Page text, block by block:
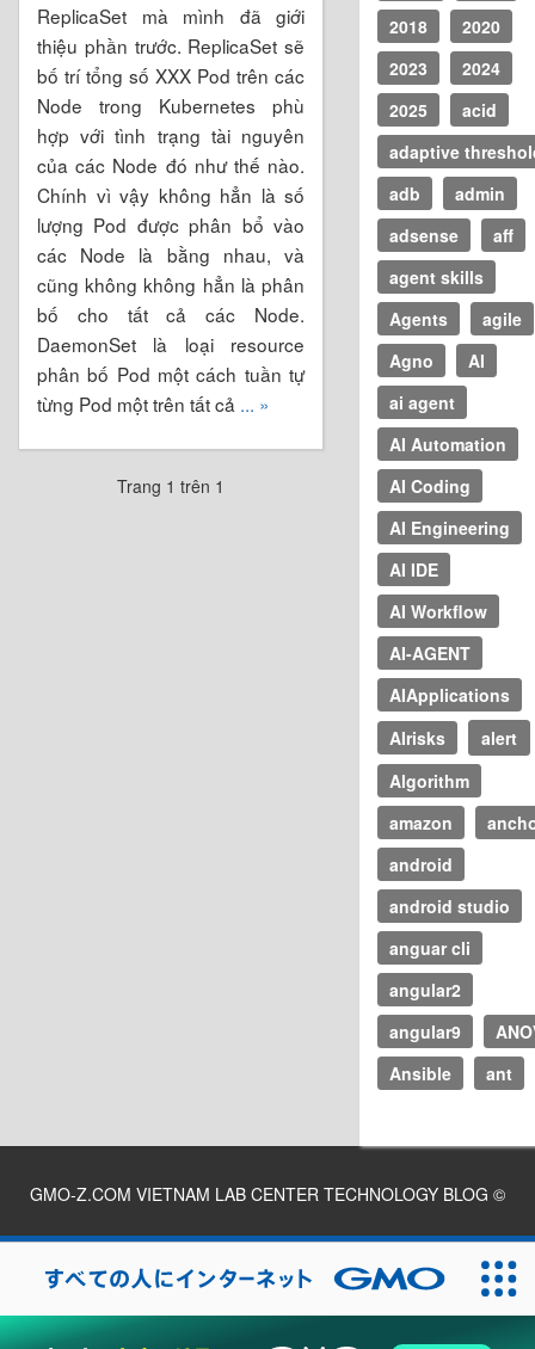
ReplicaSet mà mình đã giới
thiệu phần trước. ReplicaSet sẽ
bố trí tổng số XXX Pod trên các
Node trong Kubernetes phù
hợp với tình trạng tài nguyên
của các Node đó như thế nào.
Chính vì vậy không hẳn là số
lượng Pod được phân bổ vào
các Node là bằng nhau, và
cũng không không hẳn là phân
bố cho tất cả các Node.
DaemonSet là loại resource
phân bố Pod một cách tuần tự
từng Pod một trên tất cả ... »
Trang 1 trên 1
2018
2020
2023
2024
2025
acid
adaptive
adb
admin
adsense
aff
agent skills
Agents
agile
Agno
AI
ai agent
AI Automation
AI Coding
AI Engineering
AI IDE
AI Workflow
AI-AGENT
AIApplications
AIrisks
alert
Algorithm
amazon
android
android studio
anguar cli
angular2
angular9
Ansible
ant
GMO-Z.COM VIETNAM LAB CENTER TECHNOLOGY BLOG ©
2026